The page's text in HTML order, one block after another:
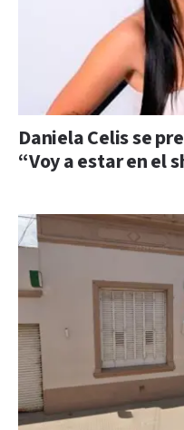
Daniela Celis se
“Voy a estar en el